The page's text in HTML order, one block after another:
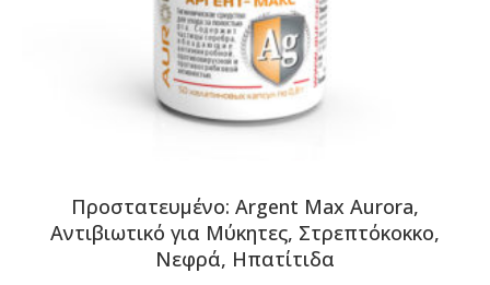
Πρoστατευμένο: Argent Max Aurora,
Αντιβιωτικό για Μύκητες, Στρεπτόκοκκο,
Νεφρά, Ηπατίτιδα